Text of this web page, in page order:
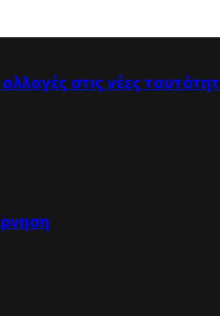
στις νέες